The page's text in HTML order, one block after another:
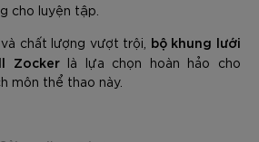
cho luyện tập.
chất lượng vượt trội, bộ khung lưới
Zockerlà lựa chọn hoàn hảo cho
môn thể thao này.